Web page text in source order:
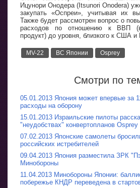
Ицунори Онодера (Itsunori Onodera)
закупать «Оспреи», учитывая их
Также будет рассмотрен вопрос о
расходов по отношению к ВВП
продукт) до уровня, близкого к США и
MV-22 ВС Японии Osprey
Смотри по
05.01.2013 Япония может впервые за
расходы на оборону
15.01.2013 Израильские пилоты
"неудобствах" конвертопланов Osprey
07.02.2013 Японские самолеты
российских истребителей
09.04.2013 Япония разместила ЗРК
Минобороны
11.04.2013 Минобороны Японии:
побережье КНДР переведена в